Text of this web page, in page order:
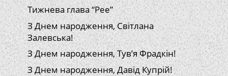
Тижнева глава “Рее”
З Днем народження, Світлана
Залевська!
З Днем народження, Тув’я Фрадкін!
З Днем народження, Давід Купрій!